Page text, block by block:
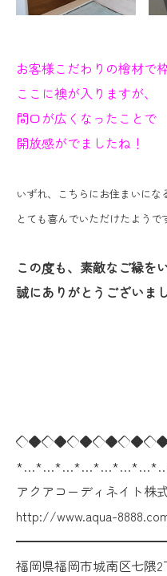
お客様こだわりの檜材で
ここに襖が入りますが、
間口が広くなったことで
開放感がでましたね！
いずれ、こちらにお住まいにな
とても喜んでいただけたようで
この度も、素敵なご縁を
誠にありがとうございまし
アクアコーディネイト株
http://www.aqua-
福岡県福岡市城南区七隈2